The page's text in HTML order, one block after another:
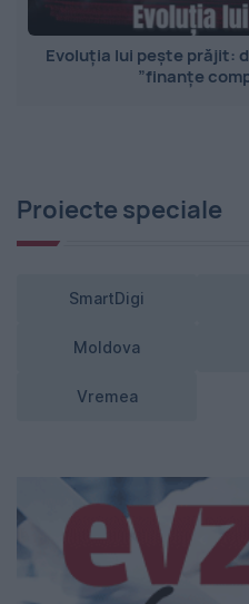
Evoluția lui pește prăjit:
”finanțe
Proiecte speciale
SmartDigi
Moldova
Vremea